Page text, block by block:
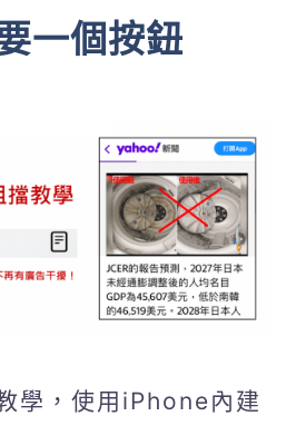
一個按鈕
學，使用iPhone內建